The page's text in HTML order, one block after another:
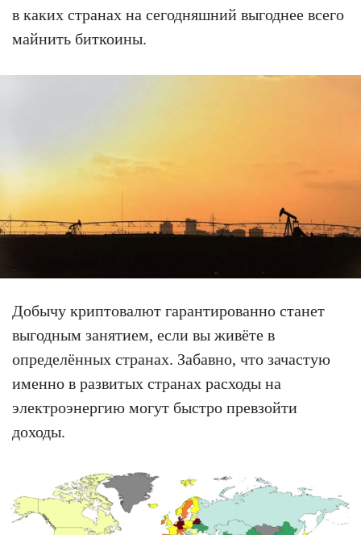
в каких странах на сегодняшний выгоднее всего
майнить биткоины.
Добычу криптовалют гарантированно станет
выгодным занятием, если вы живёте в
определённых странах. Забавно, что зачастую
именно в развитых странах расходы на
электроэнергию могут быстро превзойти
доходы.